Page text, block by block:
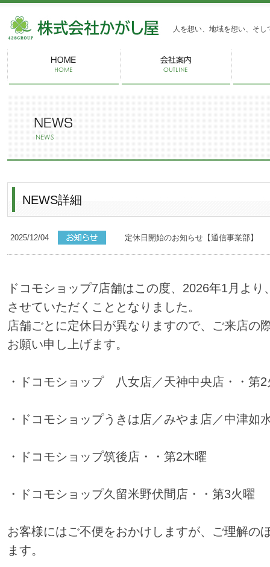
人を想い、地域を想い、そし
NEWS詳細
2025/12/04 定休日開始のお知らせ【通信事業部】
ドコモショップ7店舗はこの度、2026年1月よ
させていただくこととなりました。
店舗ごとに定休日が異なりますので、ご来店の
お願い申し上げます。
・ドコモショップ 八女店／天神中央店・・第2
・ドコモショップうきは店／みやま店／中津如
・ドコモショップ筑後店・・第2木曜
・ドコモショップ久留米野伏間店・・第3火曜
お客様にはご不便をおかけしますが、ご理解の
ます。